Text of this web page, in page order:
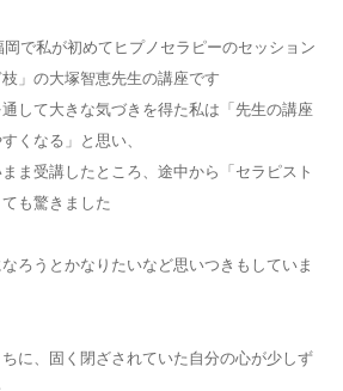
岡で私が初めてヒプノセラピーのセッション
」の大塚智恵先生の講座です
して大きな気づきを得た私は「先生の講座
くなる」と思い、
ま受講したところ、途中から「セラピスト
も驚きました
ろうとかなりたいなど思いつきもしていま
に、固く閉ざされていた自分の心が少しず